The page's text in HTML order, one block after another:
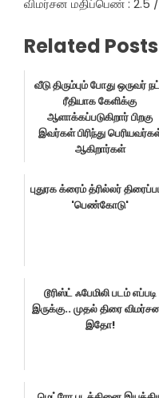
விமர்சன மதிப்பெண் : 2.5
Related
வீடு திரும்பும் போது ஒருவர்
ரீதியாக கேளிக்கு
ஆளாக்கப்படுகிறார் பிறகு
இவர்கள் பிரிந்து
ஆகிறார்கள்
புதுரக க்ரைம் த்ரில்லர்
'பெண்கோடு'
டூரிஸ்ட் ஃபேமிலி படம் எப்படி
இருக்கு.. முதல் திரை
இதோ!